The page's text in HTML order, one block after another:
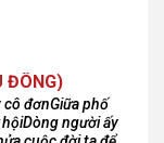
ĐÔNG)
đơnGiữa phố
người ấy